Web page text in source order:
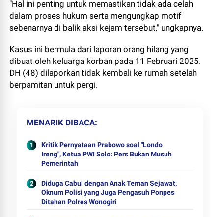
"Hal ini penting untuk memastikan tidak ada celah
dalam proses hukum serta mengungkap motif
sebenarnya di balik aksi kejam tersebut," ungkapnya.
Kasus ini bermula dari laporan orang hilang yang
dibuat oleh keluarga korban pada 11 Februari 2025.
DH (48) dilaporkan tidak kembali ke rumah setelah
berpamitan untuk pergi.
MENARIK DIBACA
Kritik Pernyataan Prabowo soal "Londo
Ireng", Ketua PWI Solo: Pers Bukan Musuh
Pemerintah
Diduga Cabul dengan Anak Teman Sejawat,
Oknum Polisi yang Juga Pengasuh Ponpes
Ditahan Polres Wonogiri